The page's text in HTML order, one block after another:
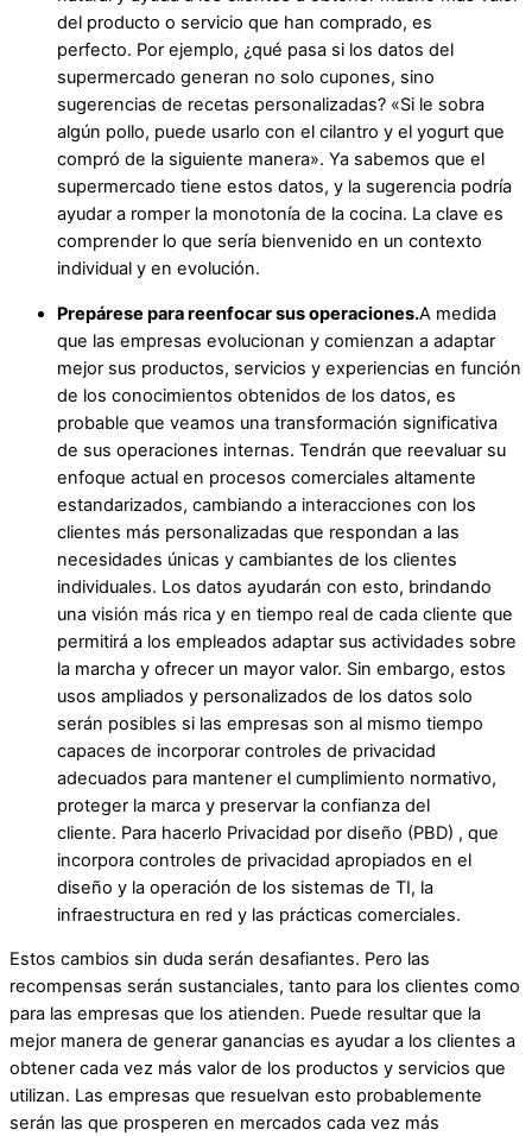
del producto o servicio que han comprado, es
perfecto. Por ejemplo, ¿qué pasa si los datos del
supermercado generan no solo cupones, sino
sugerencias de recetas personalizadas? «Si le sobra
algún pollo, puede usarlo con el cilantro y el yogurt que
compró de la siguiente manera». Ya sabemos que el
supermercado tiene estos datos, y la sugerencia podría
ayudar a romper la monotonía de la cocina. La clave es
comprender lo que sería bienvenido en un contexto
individual y en evolución.
Prepárese para reenfocar sus operaciones.A medida
que las empresas evolucionan y comienzan a adaptar
mejor sus productos, servicios y experiencias en función
de los conocimientos obtenidos de los datos, es
probable que veamos una transformación significativa
de sus operaciones internas. Tendrán que reevaluar su
enfoque actual en procesos comerciales altamente
estandarizados, cambiando a interacciones con los
clientes más personalizadas que respondan a las
necesidades únicas y cambiantes de los clientes
individuales. Los datos ayudarán con esto, brindando
una visión más rica y en tiempo real de cada cliente que
permitirá a los empleados adaptar sus actividades sobre
la marcha y ofrecer un mayor valor. Sin embargo, estos
usos ampliados y personalizados de los datos solo
serán posibles si las empresas son al mismo tiempo
capaces de incorporar controles de privacidad
adecuados para mantener el cumplimiento normativo,
proteger la marca y preservar la confianza del
cliente. Para hacerlo Privacidad por diseño (PBD) , que
incorpora controles de privacidad apropiados en el
diseño y la operación de los sistemas de TI, la
infraestructura en red y las prácticas comerciales.
Estos cambios sin duda serán desafiantes. Pero las
recompensas serán sustanciales, tanto para los clientes como
para las empresas que los atienden. Puede resultar que la
mejor manera de generar ganancias es ayudar a los clientes a
obtener cada vez más valor de los productos y servicios que
utilizan. Las empresas que resuelvan esto probablemente
serán las que prosperen en mercados cada vez más